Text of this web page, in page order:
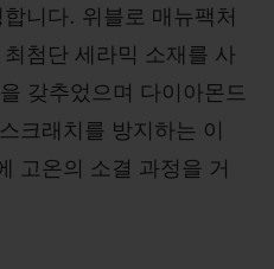
니다. 위블로 매뉴팩처
첨단 세라믹 소재를 사
갖추었으며 다이아몬드
크래치를 방지하는 이
고온의 소결 과정을 거